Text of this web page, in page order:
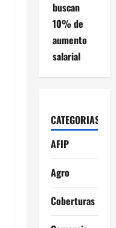
buscan
10% de
aumento
salarial
CATEGORIAS
AFIP
Agro
Coberturas